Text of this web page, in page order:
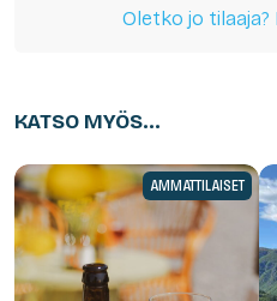
Oletko jo tilaaja?
KATSO MYÖS...
AMMATTILAISET